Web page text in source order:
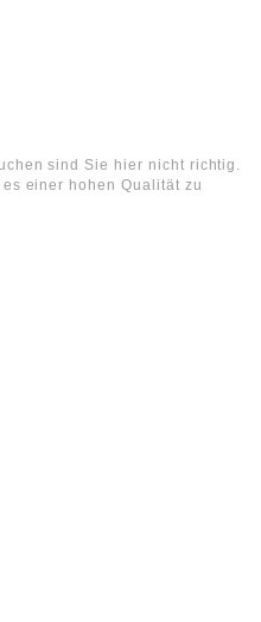
sind Sie hier nicht richtig.
einer hohen Qualität zu